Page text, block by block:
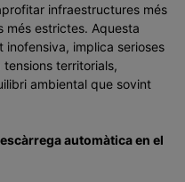
infraestructures més
més estrictes. Aquesta
implica serioses
territorials,
ambiental que sovint
automàtica en el